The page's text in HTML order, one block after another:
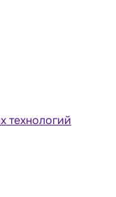
технологий